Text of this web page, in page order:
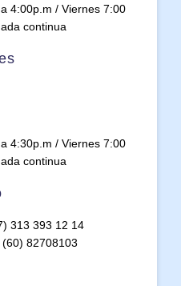
4:00p.m / Viernes 7:00
continua
4:30p.m / Viernes 7:00
continua
313 393 12 14
82708103